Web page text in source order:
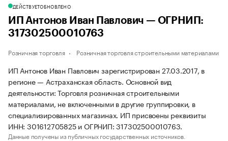
ДЕЙСТВУЕТОБНОВЛЕНО
ИП Антонов Иван Павлович — ОГРНИП:
317302500010763
Розничная торговля Розничная торговля строительными материалами
ИП Антонов Иван Павлович зарегистрирован 27.03.2017, в
регионе — Астраханская область. Основной вид
деятельности: Торговля розничная строительными
материалами, не включенными в другие группировки, в
специализированных магазинах. ИП присвоены реквизиты
ИНН: 301612705825 и ОГРНИП: 317302500010763.
Данные получены из публичных государственных источников.